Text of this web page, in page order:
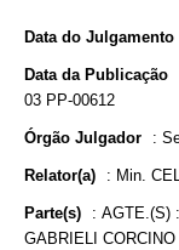
Data do Julgamento
Data da Publicação
03 PP-00612
Órgão Julgador :
Relator(a) : Min.
Parte(s) : AGTE.(S)
GABRIELI